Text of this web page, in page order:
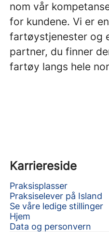
nom vår
for kundene. Vi er
fartøystjenester og
partner, du finner
fartøy langs hele
Karriereside
Praksisplasser
Praksiselever på Island
Se våre ledige stillinger
Hjem
Data og personvern